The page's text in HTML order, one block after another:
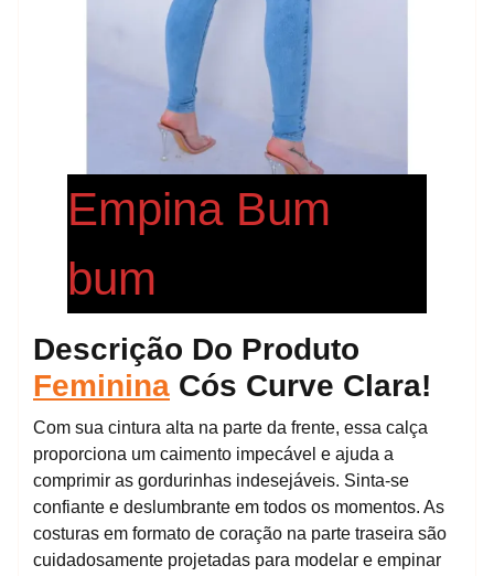
Empina Bum
bum
Descrição Do Produto
Feminina Cós Curve Clara!
Com sua cintura alta na parte da frente, essa calça
proporciona um caimento impecável e ajuda a
comprimir as gordurinhas indesejáveis. Sinta-se
confiante e deslumbrante em todos os momentos. As
costuras em formato de coração na parte traseira são
cuidadosamente projetadas para modelar e empinar